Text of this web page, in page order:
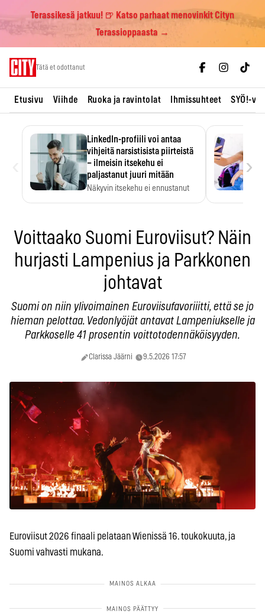
Terassikesä jatkuu! 🍺 Katso parhaat menovinkit Cityn
Terassioppaasta →
Tätä et odottanut
Etusivu Viihde Ruoka ja ravintolat Ihmissuhteet SYÖ!-
LinkedIn-profiili voi antaa
vihjeitä narsistisista piirteistä
– ilmeisin itsekehu ei
paljastanut juuri mitään
Näkyvin itsekehu ei ennustanut
›
Voittaako Suomi Euroviisut? Näin
hurjasti Lampenius ja Parkkonen
johtavat
Suomi on niin ylivoimainen Euroviisufavoriiitti, että se jo
hieman pelottaa. Vedonlyöjät antavat Lampeniukselle ja
Parkkoselle 41 prosentin voittotodennäköisyyden.
Clarissa Jäärni 9.5.2026 17:57
Euroviisut 2026 finaali pelataan Wienissä 16. toukokuuta, ja
Suomi vahvasti mukana.